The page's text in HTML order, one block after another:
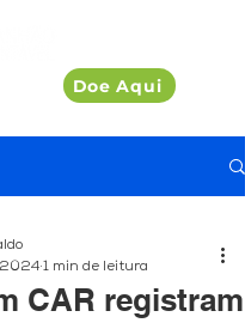
Doe Aqui
CAR registram
2024 1 min de leitura